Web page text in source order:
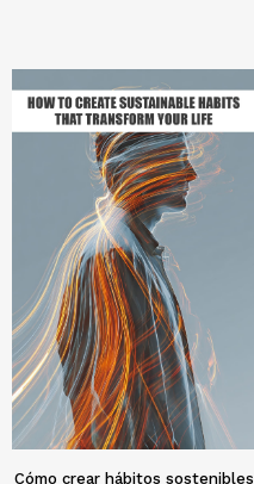
Cómo crear hábitos sostenibles